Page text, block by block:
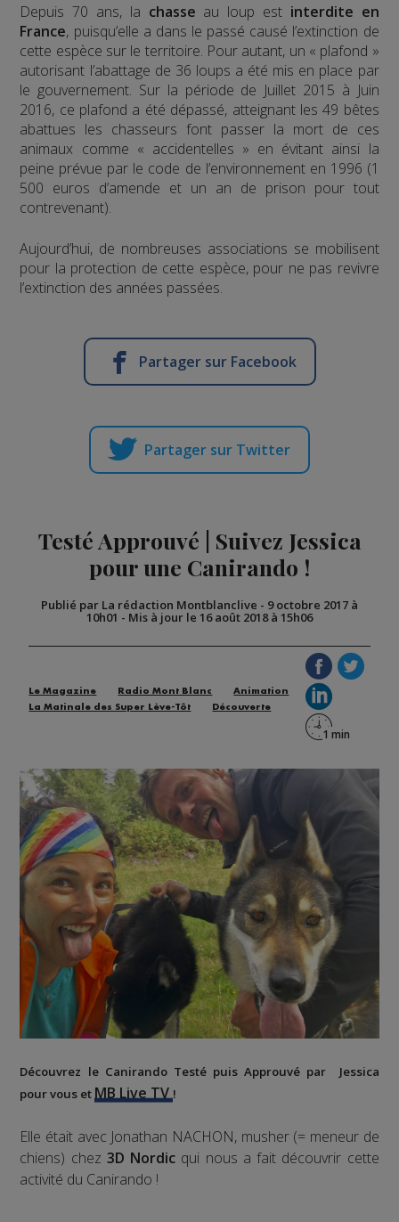
Depuis 70 ans, la chasse au loup est interdite en
France, puisqu’elle a dans le passé causé l’extinction de
cette espèce sur le territoire. Pour autant, un « plafond »
autorisant l’abattage de 36 loups a été mis en place par
le gouvernement. Sur la période de Juillet 2015 à Juin
2016, ce plafond a été dépassé, atteignant les 49 bêtes
abattues les chasseurs font passer la mort de ces
animaux comme « accidentelles » en évitant ainsi la
peine prévue par le code de l’environnement en 1996 (1
500 euros d’amende et un an de prison pour tout
contrevenant).
Aujourd’hui, de nombreuses associations se mobilisent
pour la protection de cette espèce, pour ne pas revivre
l’extinction des années passées.
Partager sur Facebook
Partager sur Twitter
Testé Approuvé | Suivez Jessica
pour une Canirando !
Publié par La rédaction Montblanclive - 9 octobre 2017 à
10h01 - Mis à jour le 16 août 2018 à 15h06
Le Magazine Radio Mont Blanc
Animation
La Matinale des Super Lève-Tôt
Découverte
Découvrez le CanirandoTesté puis Approuvé par Jessica
pour vous etMB Live TV!
Elle était avec Jonathan NACHON, musher (= meneur de
chiens) chez 3D Nordic qui nous a fait découvrir cette
activité du Canirando !